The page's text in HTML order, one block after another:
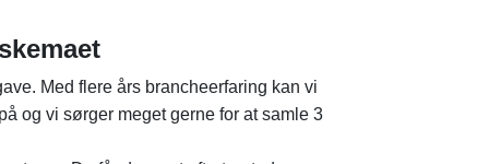
Med flere års brancheerfaring kan vi
og vi sørger meget gerne for at samle 3